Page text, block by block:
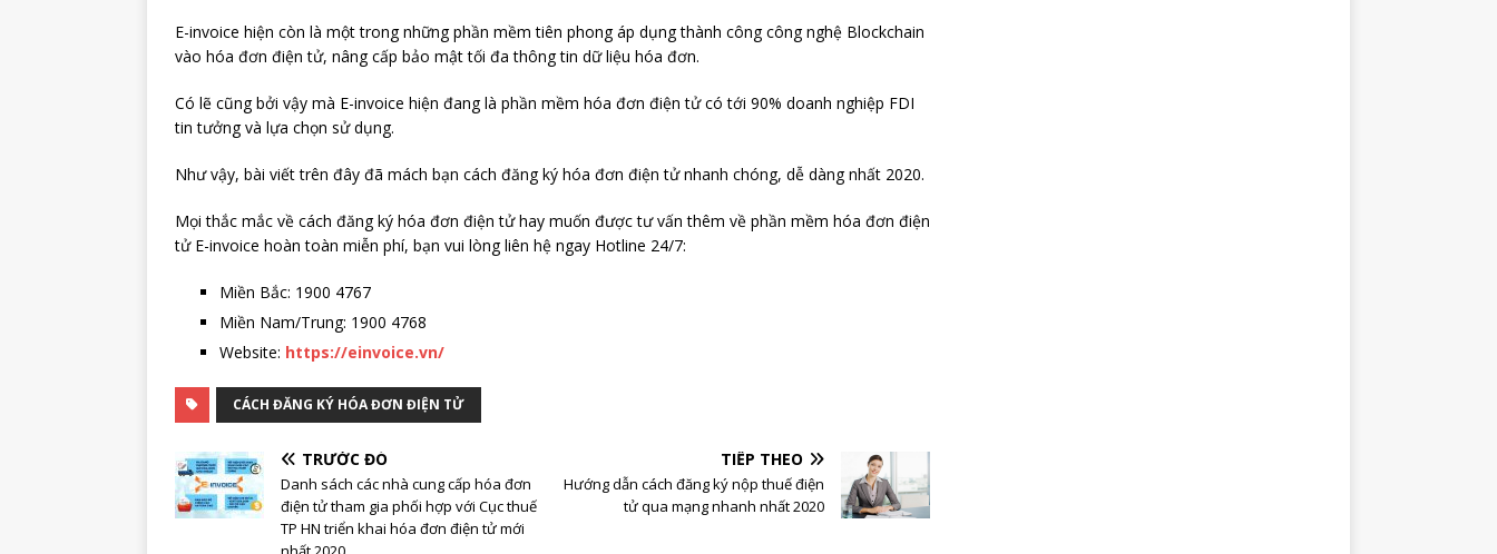
E-invoice hiện còn là một trong những phần mềm tiên phong áp dụng thành công công nghệ Blockchain
vào hóa đơn điện tử, nâng cấp bảo mật tối đa thông tin dữ liệu hóa đơn.
Có lẽ cũng bởi vậy mà E-invoice hiện đang là phần mềm hóa đơn điện tử có tới 90% doanh nghiệp FDI
tin tưởng và lựa chọn sử dụng.
Như vậy, bài viết trên đây đã mách bạn cách đăng ký hóa đơn điện tử nhanh chóng, dễ dàng nhất 2020.
Mọi thắc mắc về cách đăng ký hóa đơn điện tử hay muốn được tư vấn thêm về phần mềm hóa đơn điện
tử E-invoice hoàn toàn miễn phí, bạn vui lòng liên hệ ngay Hotline 24/7:
Miền Bắc: 1900 4767
Miền Nam/Trung: 1900 4768
Website: https://einvoice.vn/
CÁCH ĐĂNG KÝ HÓA ĐƠN ĐIỆN TỬ
TRƯỚC ĐÓ
Danh sách các nhà cung cấp hóa đơn
điện tử tham gia phối hợp với Cục thuế
TP HN triển khai hóa đơn điện tử mới
TIẾP THEO
Hướng dẫn cách đăng ký nộp thuế điện
tử qua mạng nhanh nhất 2020